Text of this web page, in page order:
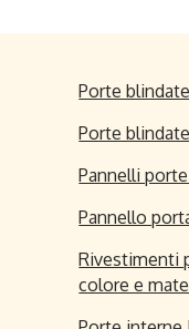
Porte
Porte
Pannelli
Pannello
Rivestimenti
colore e